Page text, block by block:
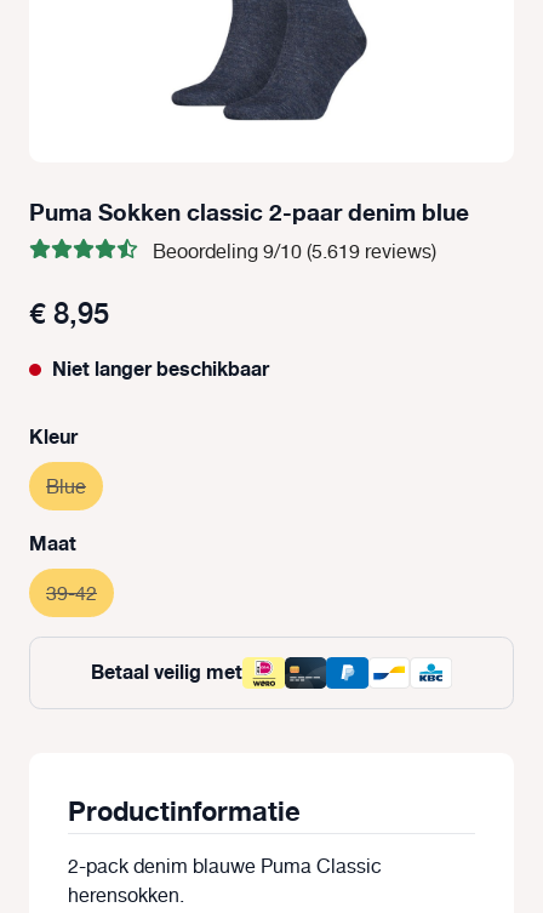
Puma Sokken classic 2-paar denim blue
Beoordeling 9/10 (5.619 reviews)
€ 8,95
Niet langer beschikbaar
Selecteer
Kleur
Blue(Deze optie is momenteel niet beschikbaar.)
Selecteer
Maat
39-42(Deze optie is momenteel niet beschikbaar.)
Betaal veilig met
Productinformatie
2-pack denim blauwe Puma Classic
herensokken.